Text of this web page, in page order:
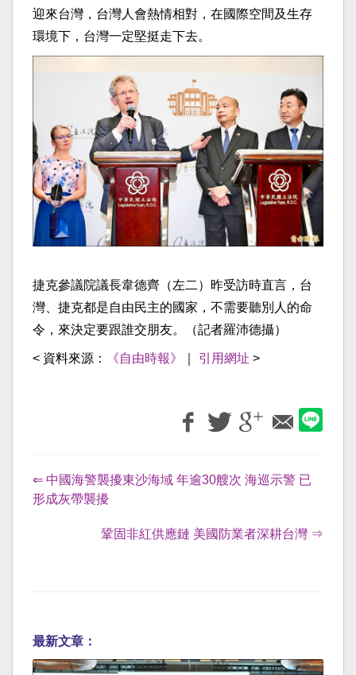
迎來台灣，台灣人會熱情相對，在國際空間及生存
環境下，台灣一定堅挺走下去。
捷克參議院議長韋德齊（左二）昨受訪時直言，台
灣、捷克都是自由民主的國家，不需要聽別人的命
令，來決定要跟誰交朋友。（記者羅沛德攝）
< 資料來源： 《自由時報》 引用網址 >
⇐ 中國海警襲擾東沙海域 年逾30艘次 海巡示警 已
形成灰帶襲擾
鞏固非紅供應鏈 美國防業者深耕台灣 ⇒
最新文章：